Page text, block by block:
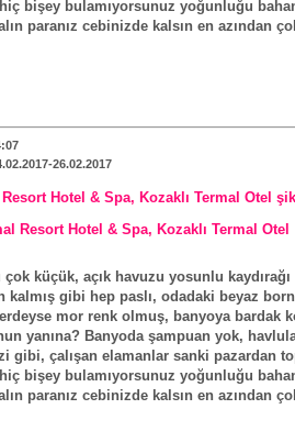
bişey bulamıyorsunuz yoğunluğu
paranız cebinizde kalsın en azından
26.02.2017
Hotel & Spa, Kozaklı Termal Otel
Resort Hotel & Spa, Kozaklı Termal Otel
çok küçük, açık havuzu yosunlu
kalmış gibi hep paslı, odadaki beyaz
mor renk olmuş, banyoya bardak
yanına? Banyoda şampuan yok,
gibi, çalışan elamanlar sanki pazardan
bişey bulamıyorsunuz yoğunluğu
paranız cebinizde kalsın en azından